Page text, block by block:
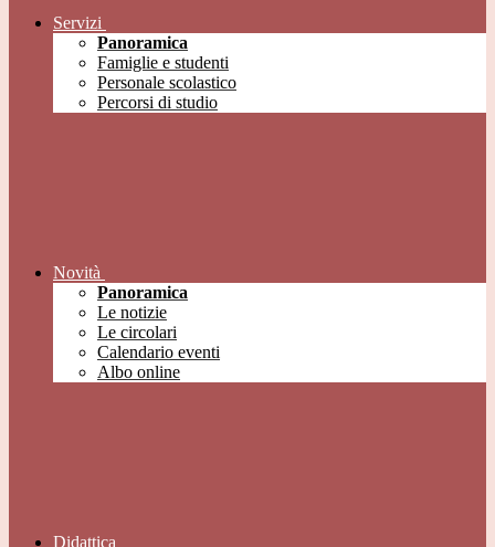
Servizi
Panoramica
Famiglie e studenti
Personale scolastico
Percorsi di studio
Novità
Panoramica
Le notizie
Le circolari
Calendario eventi
Albo online
Didattica